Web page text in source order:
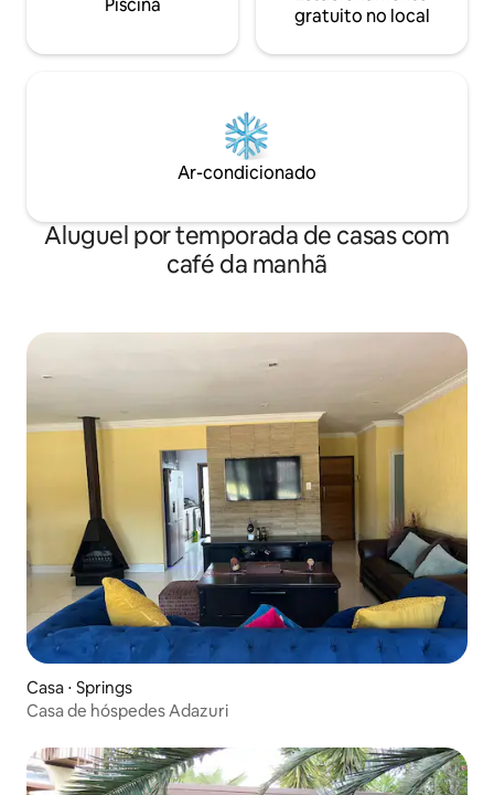
Piscina
gratuito no local
Ar-condicionado
Aluguel por temporada de casas com
café da manhã
Casa ⋅ Springs
Casa de hóspedes Adazuri